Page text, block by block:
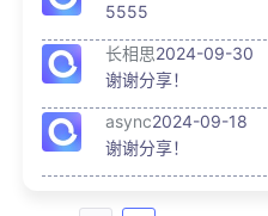
5555
长相思2024-09-30
谢谢分享！
async2024-09-18
谢谢分享！